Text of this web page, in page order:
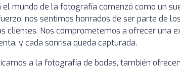
el mundo de la fotografía comenzó como un
nos sentimos honrados de ser parte de
clientes. Nos comprometemos a ofrecer una
y cada sonrisa queda capturada.
a la fotografía de bodas, también